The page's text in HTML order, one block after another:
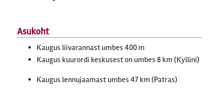
Asukoht
Kaugus liivarannast umbes 400 m
Kaugus kuurordi keskusest on umbes 8 km (Kyllini)
Kaugus lennujaamast umbes 47 km (Patras)